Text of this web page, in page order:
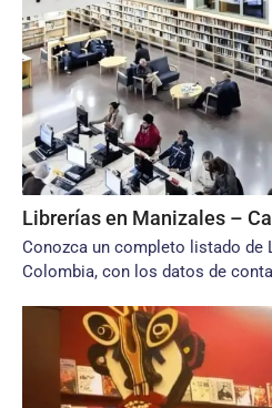
Librerías en Manizales –
Conozca un completo listado de
Colombia, con los datos de